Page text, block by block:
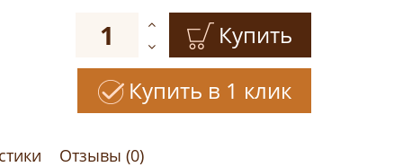
Купить
Купить в 1 клик
Отзывы (0)